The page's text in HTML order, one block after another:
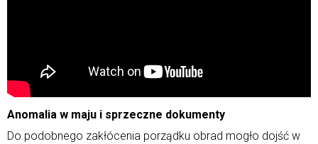
Anomalia w maju i sprzeczne dokumenty
Do podobnego zakłócenia porządku obrad mogło dojść w